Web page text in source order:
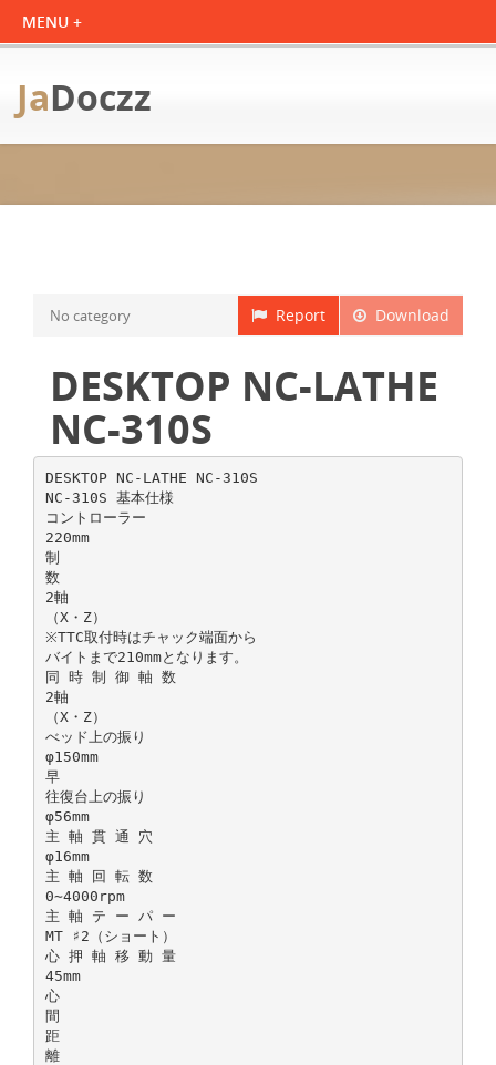
JaDoczz
Download
Report
No category
DESKTOP NC-LATHE
NC-310S
DESKTOP NC-LATHE NC-310S
NC-310S 基本仕様
コントローラー
220mm
制
数
2軸
（X・Z）
※TTC取付時はチャック端面から
バイトまで210mmとなります。
同 時 制 御 軸 数
2軸
（X・Z）
べッド上の振り
φ150mm
早
往復台上の振り
φ56mm
主 軸 貫 通 穴
φ16mm
主 軸 回 転 数
0∼4000rpm
主 軸 テ ー パ ー
MT ♯2（ショート）
心 押 軸 移 動 量
45mm
心
間
距
離